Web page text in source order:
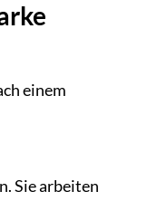
einem
Sie arbeiten